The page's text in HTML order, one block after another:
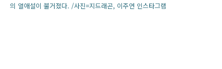
의 열애설이 불거졌다. /사진=지드래곤, 이주연 인스타그램